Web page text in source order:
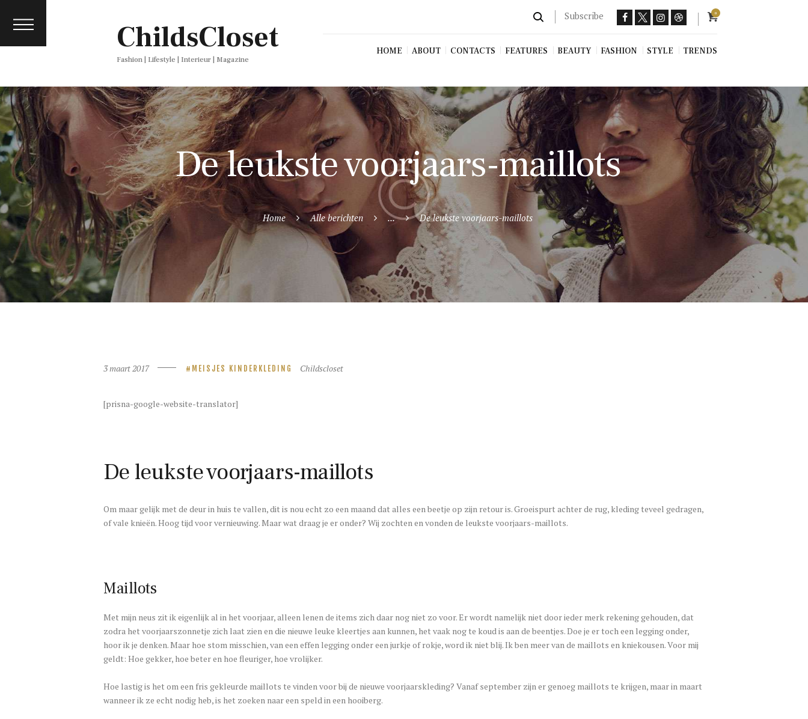
ChildsCloset
Fashion | Lifestyle | Interieur | Magazine
Subscribe 0
HOME ABOUT CONTACTS FEATURES BEAUTY FASHION STYLE TRENDS
De leukste voorjaars-maillots
Home Alle berichten ... De leukste voorjaars-maillots
3 maart 2017 MEISJES KINDERKLEDING Childscloset
[prisna-google-website-translator]
De leukste voorjaars-maillots
Om maar gelijk met de deur in huis te vallen, dit is nou echt zo een maand dat alles een beetje op zijn retour is. Groeispurt achter de rug, kleding teveel gedragen,
of vale knieën. Hoog tijd voor vernieuwing. Maar wat draag je er onder? Wij zochten en vonden de leukste voorjaars-maillots.
Maillots
Met mijn neus zit ik eigenlijk al in het voorjaar, alleen lenen de items zich daar nog niet zo voor. Er wordt namelijk niet door ieder merk rekening gehouden, dat
zodra het voorjaarszonnetje zich laat zien en die nieuwe leuke kleertjes aan kunnen, het vaak nog te koud is aan de beentjes. Doe je er toch een legging onder,
hoor ik je denken. Maar hoe stom misschien, van een effen legging onder een jurkje of rokje, word ik niet blij. Ik ben meer van de maillots en kniekousen. Voor mij
geldt: Hoe gekker, hoe beter en hoe fleuriger, hoe vrolijker.
Hoe lastig is het om een fris gekleurde maillots te vinden voor bij de nieuwe voorjaarskleding? Vanaf september zijn er genoeg maillots te krijgen, maar in maart
wanneer ik ze echt nodig heb, is het zoeken naar een speld in een hooiberg.